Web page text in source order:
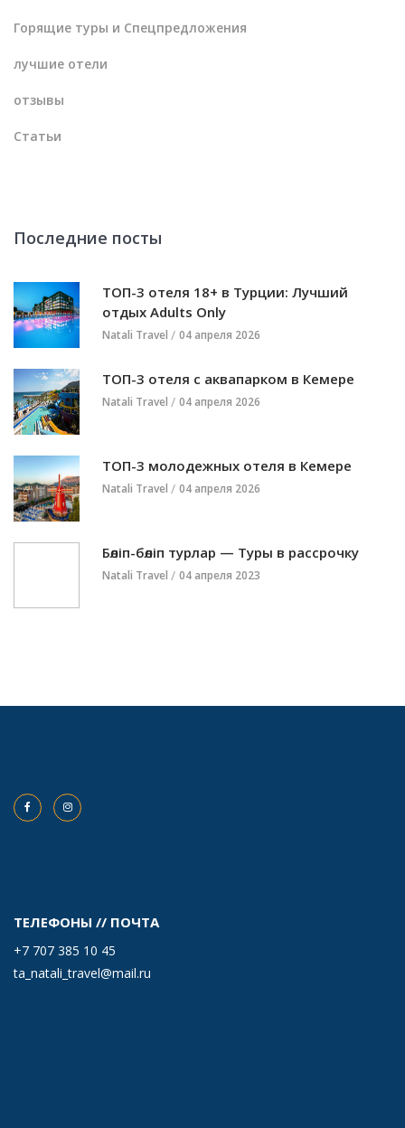
Горящие туры и Спецпредложения
лучшие отели
отзывы
Статьи
Последние посты
ТОП-3 отеля 18+ в Турции: Лучший
отдых Adults Only
Natali Travel 04 апреля 2026
ТОП-3 отеля с аквапарком в Кемере
Natali Travel 04 апреля 2026
ТОП-3 молодежных отеля в Кемере
Natali Travel 04 апреля 2026
Бөліп-бөліп турлар — Туры в рассрочку
Natali Travel 04 апреля 2023
ТЕЛЕФОНЫ // ПОЧТА
+7 707 385 10 45
ta_natali_travel@mail.ru